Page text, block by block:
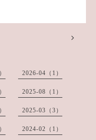
2026-04（1）
2025-08（1）
2025-03（3）
2024-02（1）